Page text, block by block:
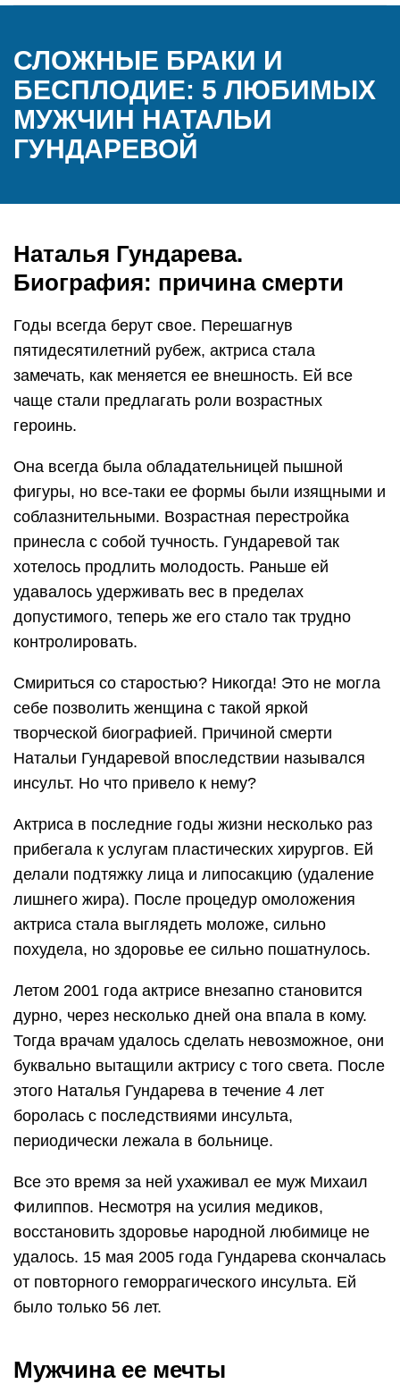
СЛОЖНЫЕ БРАКИ И
БЕСПЛОДИЕ: 5 ЛЮБИМЫХ
МУЖЧИН НАТАЛЬИ
ГУНДАРЕВОЙ
Наталья Гундарева.
Биография: причина смерти
Годы всегда берут свое. Перешагнув
пятидесятилетний рубеж, актриса стала
замечать, как меняется ее внешность. Ей все
чаще стали предлагать роли возрастных
героинь.
Она всегда была обладательницей пышной
фигуры, но все-таки ее формы были изящными и
соблазнительными. Возрастная перестройка
принесла с собой тучность. Гундаревой так
хотелось продлить молодость. Раньше ей
удавалось удерживать вес в пределах
допустимого, теперь же его стало так трудно
контролировать.
Смириться со старостью? Никогда! Это не могла
себе позволить женщина с такой яркой
творческой биографией. Причиной смерти
Натальи Гундаревой впоследствии назывался
инсульт. Но что привело к нему?
Актриса в последние годы жизни несколько раз
прибегала к услугам пластических хирургов. Ей
делали подтяжку лица и липосакцию (удаление
лишнего жира). После процедур омоложения
актриса стала выглядеть моложе, сильно
похудела, но здоровье ее сильно пошатнулось.
Летом 2001 года актрисе внезапно становится
дурно, через несколько дней она впала в кому.
Тогда врачам удалось сделать невозможное, они
буквально вытащили актрису с того света. После
этого Наталья Гундарева в течение 4 лет
боролась с последствиями инсульта,
периодически лежала в больнице.
Все это время за ней ухаживал ее муж Михаил
Филиппов. Несмотря на усилия медиков,
восстановить здоровье народной любимице не
удалось. 15 мая 2005 года Гундарева скончалась
от повторного геморрагического инсульта. Ей
было только 56 лет.
Мужчина ее мечты